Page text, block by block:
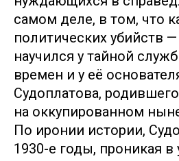
самом деле, в том, что
политических убийств
научился у тайной
времен и у её
Судоплатова,
на оккупированном
По иронии истории,
1930-е годы, проникая в